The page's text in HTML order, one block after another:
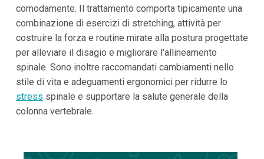
comodamente. Il trattamento comporta tipicamente una
combinazione di esercizi di stretching, attività per
costruire la forza e routine mirate alla postura progettate
per alleviare il disagio e migliorare l'allineamento
spinale. Sono inoltre raccomandati cambiamenti nello
stile di vita e adeguamenti ergonomici per ridurre lo
stress spinale e supportare la salute generale della
colonna vertebrale.